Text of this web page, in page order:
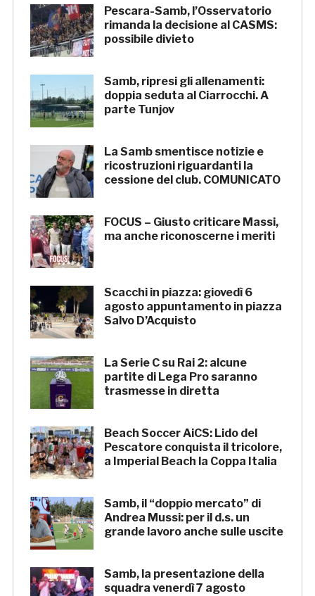
Pescara-Samb, l’Osservatorio
rimanda la decisione al CASMS:
possibile divieto
Samb, ripresi gli allenamenti:
doppia seduta al Ciarrocchi. A
parte Tunjov
La Samb smentisce notizie e
ricostruzioni riguardanti la
cessione del club. COMUNICATO
FOCUS – Giusto criticare Massi,
ma anche riconoscerne i meriti
Scacchi in piazza: giovedì 6
agosto appuntamento in piazza
Salvo D’Acquisto
La Serie C su Rai 2: alcune
partite di Lega Pro saranno
trasmesse in diretta
Beach Soccer AiCS: Lido del
Pescatore conquista il tricolore,
a Imperial Beach la Coppa Italia
Samb, il “doppio mercato” di
Andrea Mussi: per il d.s. un
grande lavoro anche sulle uscite
Samb, la presentazione della
squadra venerdì 7 agosto